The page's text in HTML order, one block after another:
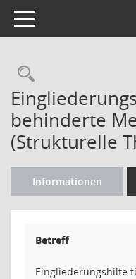
Toggle navigation
behinderte
(Strukturelle
Informationen
Betreff
Eingliederungshilfe